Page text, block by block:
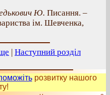
Ю. Писання. –
ім. Шевченка,
| Наступний розділ
розвитку нашого